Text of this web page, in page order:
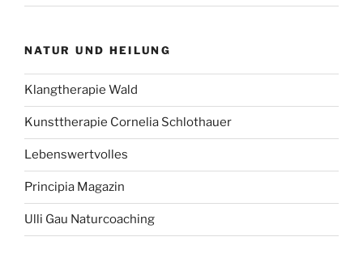
NATUR UND HEILUNG
Klangtherapie Wald
Kunsttherapie Cornelia Schlothauer
Lebenswertvolles
Principia Magazin
Ulli Gau Naturcoaching